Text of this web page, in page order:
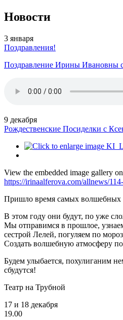
Новости
3 января
Поздравления!
Поздравление Ирины Ивановны
9 декабря
Рождественские Посиделки с
View the embedded image gallery
https://irinaalferova.com/allnews/
Пришло время самых волшебных
В этом году они будут, по уже
Мы отправимся в прошлое,
сестрой Лелей, погуляем по
Создать волшебную атмосферу
Будем улыбается, похулиганим
сбудутся!
Театр на Трубной
17 и 18 декабря
19.00